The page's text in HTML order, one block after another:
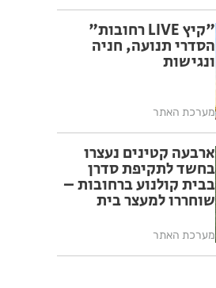
"קיץ LIVE רחובות"
הסדרי תנועה, חניה
ונגישות
מערכת האתר
ארבעה קטינים נעצרו
בחשד לתקיפת סדרן
בבית קולנוע ברחובות –
שוחררו למעצר בית
מערכת האתר